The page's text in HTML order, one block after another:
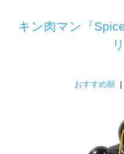
キン肉マン『
おすすめ順 |